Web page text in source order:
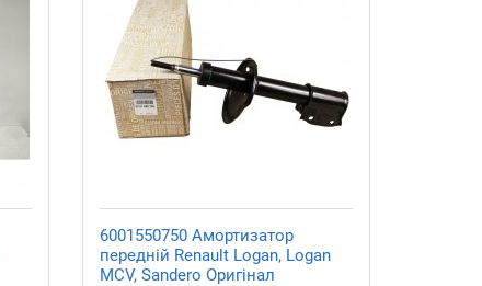
6001550750 Амортизатор
передній Renault Logan, Logan
MCV, Sandero Оригінал